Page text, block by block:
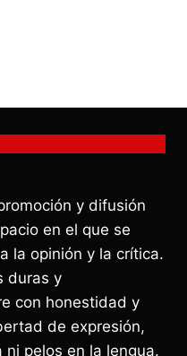
y difusión
en el que se
la opinión y la crítica.
duras y
con honestidad y
de expresión,
pelos en la lengua.